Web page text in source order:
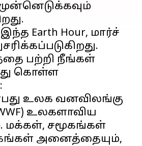
Earth Hour, மார்ச்
பற்றி நீங்கள்
கொள்ள
உலக வனவிலங்கு
உலகளாவிய
மக்கள், சமூகங்கள்
அனைத்தையும்,